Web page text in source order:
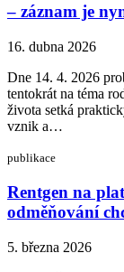
– záznam je
16. dubna 2026
Dne 14. 4. 2026
tentokrát na téma
života setká
vznik a…
publikace
Rentgen na
odměňování
5. března 2026